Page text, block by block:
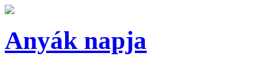
Anyák napja